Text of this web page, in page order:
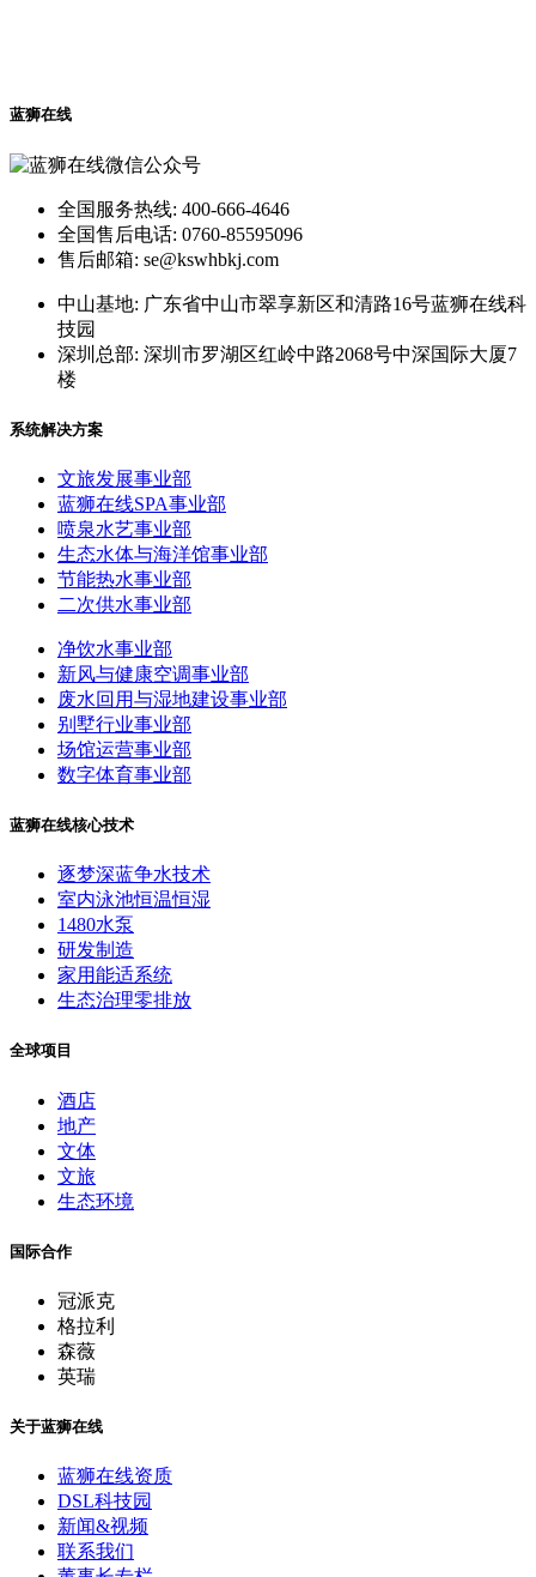
蓝狮在线
全国服务热线: 400-666-4646
全国售后电话: 0760-85595096
售后邮箱: se@kswhbkj.com
中山基地: 广东省中山市翠享新区和清路16号蓝狮在线科
技园
深圳总部: 深圳市罗湖区红岭中路2068号中深国际大厦7
楼
系统解决方案
文旅发展事业部
蓝狮在线SPA事业部
喷泉水艺事业部
生态水体与海洋馆事业部
节能热水事业部
二次供水事业部
净饮水事业部
新风与健康空调事业部
废水回用与湿地建设事业部
别墅行业事业部
场馆运营事业部
数字体育事业部
蓝狮在线核心技术
逐梦深蓝争水技术
室内泳池恒温恒湿
1480水泵
研发制造
家用能适系统
生态治理零排放
全球项目
酒店
地产
文体
文旅
生态环境
国际合作
冠派克
格拉利
森薇
英瑞
关于蓝狮在线
蓝狮在线资质
DSL科技园
新闻&视频
联系我们